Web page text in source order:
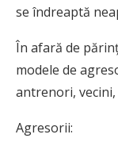
se îndreaptă
În afară de
modele de
antrenori, vecini,
Agresorii: